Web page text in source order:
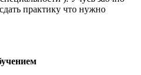
практику что нужно